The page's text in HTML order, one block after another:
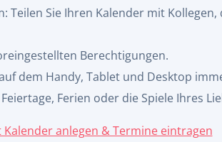
Teilen Sie Ihren Kalender mit
Berechtigungen.
dem Handy, Tablet und Desktop
Ferien oder die Spiele Ihres
Kalender anlegen & Termine eintragen